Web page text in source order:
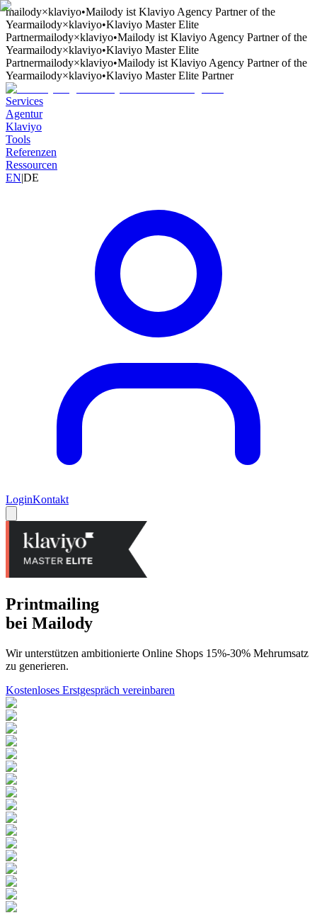
mailody×klaviyo•Mailody ist Klaviyo Agency Partner of the
Yearmailody×klaviyo•Klaviyo Master Elite
Partnermailody×klaviyo•Mailody ist Klaviyo Agency Partner of the
Yearmailody×klaviyo•Klaviyo Master Elite
Partnermailody×klaviyo•Mailody ist Klaviyo Agency Partner of the
Yearmailody×klaviyo•Klaviyo Master Elite Partner
Services
Agentur
Klaviyo
Tools
Referenzen
Ressourcen
EN|DE
LoginKontakt
Printmailing
bei Mailody
Wir unterstützen ambitionierte Online Shops 15%-30% Mehrumsatz
zu generieren.
Kostenloses Erstgespräch vereinbaren